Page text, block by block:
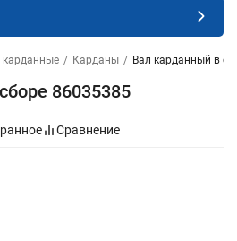
карданные / Карданы / Вал карданный в
86035385
Сравнение